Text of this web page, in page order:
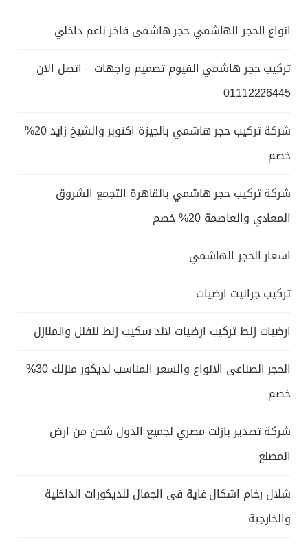
انواع الحجر الهاشمي حجر هاشمى فاخر ناعم داخلي
تركيب حجر هاشمي الفيوم تصميم واجهات – اتصل الان
01112226445
شركة تركيب حجر هاشمي بالجيزة اكتوبر والشيخ زايد 20%
خصم
شركة تركيب حجر هاشمي بالقاهرة التجمع الشروق
المعادي والعاصمة 20% خصم
اسعار الحجر الهاشمي
تركيب جرانيت ارضيات
ارضيات زلط تركيب ارضيات لاند سكيب زلط للفلل والمنازل
الحجر الصناعى الانواع والسعر المناسب لديكور منزلك 30%
خصم
شركة تصدير بازلت مصري لجميع الدول شحن من ارض
المصنع
شلال رخام اشكال غاية فى الجمال للديكورات الداخلية
والخارجية